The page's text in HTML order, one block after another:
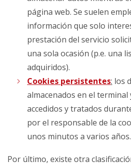
página web. Se suelen
información que solo
prestación del servicio
una sola ocasión (p.e. una
adquiridos).
Cookies persistentes: los
almacenados en el terminal
accedidos y tratados
por el responsable de la
unos minutos a varios años.
Por último, existe otra